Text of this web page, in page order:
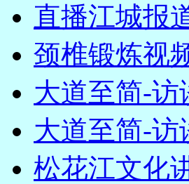
直播江城报
颈椎锻炼视
大道至简-访
大道至简-访
松花江文化